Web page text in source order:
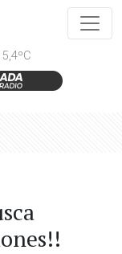
5,4ºC